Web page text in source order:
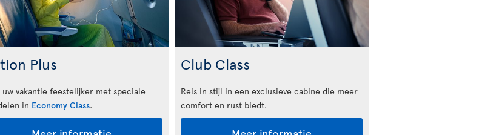
Plus
uw vakantie feestelijker met speciale
in Economy Class.
Club Class
Reis in stijl in een exclusieve cabine die meer
comfort en rust biedt.